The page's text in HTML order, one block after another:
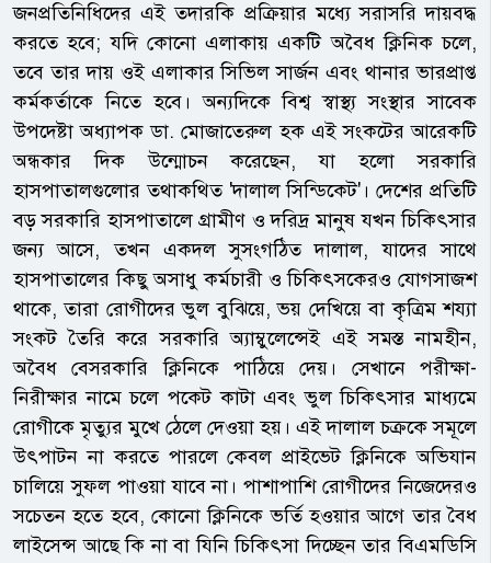
জনপ্রতিনিধিদের এই তদারকি প্রক্রিয়ার মধ্যে সরাসরি দায়বদ্ধ
করতে হবে; যদি কোনো এলাকায় একটি অবৈধ ক্লিনিক চলে,
তবে তার দায় ওই এলাকার সিভিল সার্জন এবং থানার ভারপ্রাপ্ত
কর্মকর্তাকে নিতে হবে। অন্যদিকে বিশ্ব স্বাস্থ্য সংস্থার সাবেক
উপদেষ্টা অধ্যাপক ডা. মোজাতেরুল হক এই সংকটের আরেকটি
অন্ধকার দিক উন্মোচন করেছেন, যা হলো সরকারি
হাসপাতালগুলোর তথাকথিত 'দালাল সিন্ডিকেট'। দেশের প্রতিটি
বড় সরকারি হাসপাতালে গ্রামীণ ও দরিদ্র মানুষ যখন চিকিৎসার
জন্য আসে, তখন একদল সুসংগঠিত দালাল, যাদের সাথে
হাসপাতালের কিছু অসাধু কর্মচারী ও চিকিৎসকেরও যোগসাজশ
থাকে, তারা রোগীদের ভুল বুঝিয়ে, ভয় দেখিয়ে বা কৃত্রিম শয্যা
সংকট তৈরি করে সরকারি অ্যাম্বুলেন্সেই এই সমস্ত নামহীন,
অবৈধ বেসরকারি ক্লিনিকে পাঠিয়ে দেয়। সেখানে পরীক্ষা-
নিরীক্ষার নামে চলে পকেট কাটা এবং ভুল চিকিৎসার মাধ্যমে
রোগীকে মৃত্যুর মুখে ঠেলে দেওয়া হয়। এই দালাল চক্রকে সমূলে
উৎপাটন না করতে পারলে কেবল প্রাইভেট ক্লিনিকে অভিযান
চালিয়ে সুফল পাওয়া যাবে না। পাশাপাশি রোগীদের নিজেদেরও
সচেতন হতে হবে, কোনো ক্লিনিকে ভর্তি হওয়ার আগে তার বৈধ
লাইসেন্স আছে কি না বা যিনি চিকিৎসা দিচ্ছেন তার বিএমডিসি